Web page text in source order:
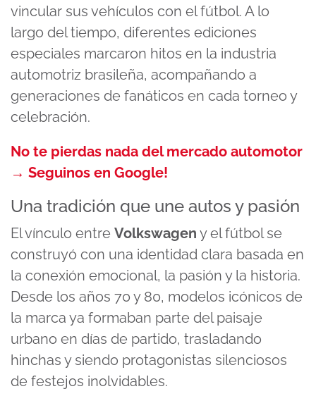
vincular sus vehículos con el fútbol. A lo
largo del tiempo, diferentes ediciones
especiales marcaron hitos en la industria
automotriz brasileña, acompañando a
generaciones de fanáticos en cada torneo y
celebración.
No te pierdas nada del mercado automotor
→ Seguinos en Google!
Una tradición que une autos y pasión
El vínculo entre Volkswagen y el fútbol se
construyó con una identidad clara basada en
la conexión emocional, la pasión y la historia.
Desde los años 70 y 80, modelos icónicos de
la marca ya formaban parte del paisaje
urbano en días de partido, trasladando
hinchas y siendo protagonistas silenciosos
de festejos inolvidables.